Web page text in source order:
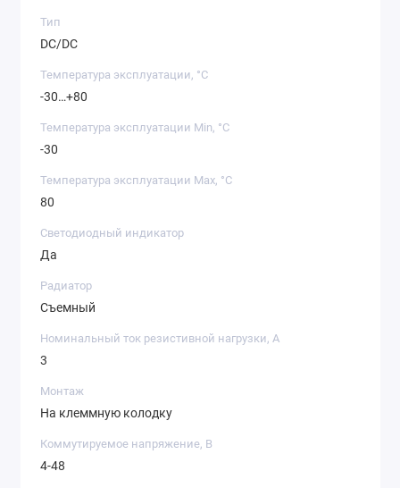
Тип
DC/DC
Температура эксплуатации, °C
-30…+80
Температура эксплуатации Min, °C
-30
Температура эксплуатации Max, °C
80
Светодиодный индикатор
Да
Радиатор
Cъемный
Номинальный ток резистивной нагрузки, A
3
Монтаж
На клеммную колодку
Коммутируемое напряжение, В
4-48